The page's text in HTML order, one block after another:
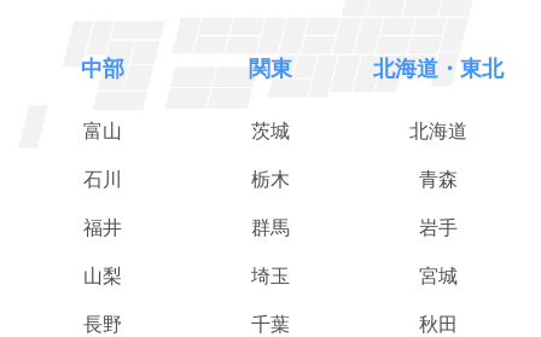
中部
富山
石川
福井
山梨
長野
関東
茨城
栃木
群馬
埼玉
千葉
北海道・東北
北海道
青森
岩手
宮城
秋田